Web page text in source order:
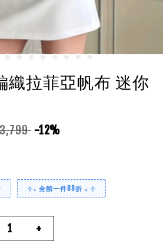
編織拉菲亞帆布 迷你
-12%
⊹₊ 全館一件88折 ₊ ⊹
+